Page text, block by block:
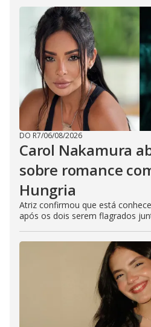
DO R7/06/08/2026
Carol Nakamura
sobre romance
Hungria
Atriz confirmou que está
após os dois serem flagrados